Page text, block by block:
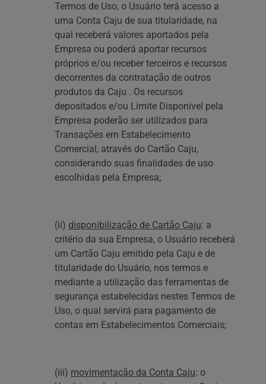
Termos de Uso, o Usuário terá acesso a
uma Conta Caju de sua titularidade, na
qual receberá valores aportados pela
Empresa ou poderá aportar recursos
próprios e/ou receber terceiros e recursos
decorrentes da contratação de outros
produtos da Caju . Os recursos
depositados e/ou Limite Disponível pela
Empresa poderão ser utilizados para
Transações em Estabelecimento
Comercial, através do Cartão Caju,
considerando suas finalidades de uso
escolhidas pela Empresa;
(ii) disponibilização de Cartão Caju: a
critério da sua Empresa, o Usuário receberá
um Cartão Caju emitido pela Caju e de
titularidade do Usuário, nos termos e
mediante a utilização das ferramentas de
segurança estabelecidas nestes Termos de
Uso, o qual servirá para pagamento de
contas em Estabelecimentos Comerciais;
(iii) movimentação da Conta Caju: o